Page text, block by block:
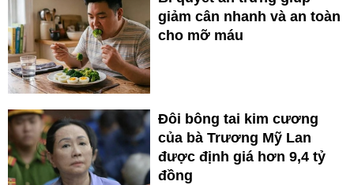
giảm cân nhanh và an toàn
cho mỡ máu
Đôi bông tai kim cương
của bà Trương Mỹ Lan
được định giá hơn 9,4 tỷ
đồng